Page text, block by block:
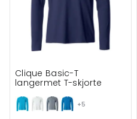
+5
Clique Basic-T
langermet T-skjorte